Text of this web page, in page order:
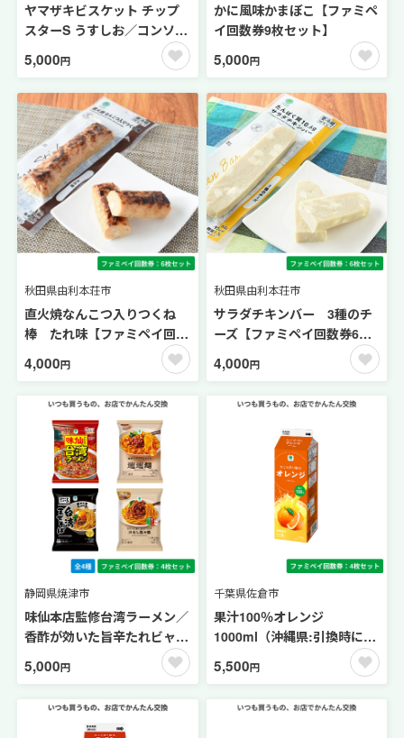
ヤマザキビスケット チップ
スターS うすしお／コンソメ
【ファミペイ回数券7枚セッ
ト】
5,000円
かに風味かまぼこ【ファミペ
イ回数券9枚セット】
5,000円
秋田県由利本荘市
直火焼なんこつ入りつくね
棒 たれ味【ファミペイ回数
4,000円
秋田県由利本荘市
サラダチキンバー 3種のチ
ーズ【ファミペイ回数券6枚
4,000円
静岡県焼津市
味仙本店監修台湾ラーメン／
香酢が効いた旨辛たれビャン
ビャン麺／麺屋こころ監修台
湾まぜそば／もちっと麺と濃
ミペイ回数券4枚セット】
5,000円
千葉県佐倉市
果汁100％オレンジ
1000ml（沖縄県:引換時に差
額あり※）【ファミペイ回数
券4枚セット】 水分補給
5,500円